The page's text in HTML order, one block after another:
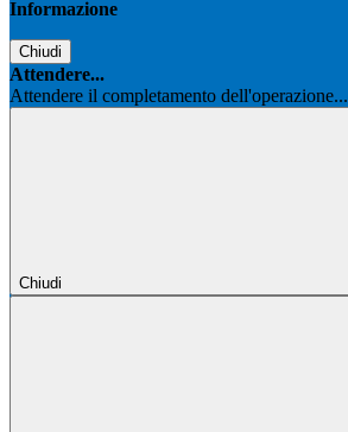
Informazione
Chiudi
Attendere...
Attendere il completamento dell'operazione...
Chiudi